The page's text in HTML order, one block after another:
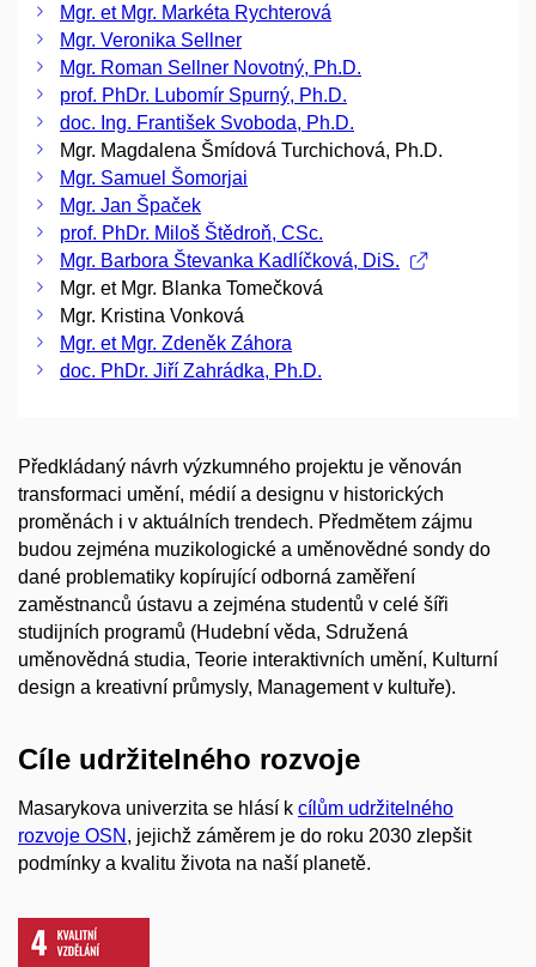
Mgr. et Mgr. Markéta Rychterová
Mgr. Veronika Sellner
Mgr. Roman Sellner Novotný, Ph.D.
prof. PhDr. Lubomír Spurný, Ph.D.
doc. Ing. František Svoboda, Ph.D.
Mgr. Magdalena Šmídová Turchichová, Ph.D.
Mgr. Samuel Šomorjai
Mgr. Jan Špaček
prof. PhDr. Miloš Štědroň, CSc.
Mgr. Barbora Števanka Kadlíčková, DiS.
Mgr. et Mgr. Blanka Tomečková
Mgr. Kristina Vonková
Mgr. et Mgr. Zdeněk Záhora
doc. PhDr. Jiří Zahrádka, Ph.D.
Předkládaný návrh výzkumného projektu je věnován
transformaci umění, médií a designu v historických
proměnách i v aktuálních trendech. Předmětem zájmu
budou zejména muzikologické a uměnovědné sondy do
dané problematiky kopírující odborná zaměření
zaměstnanců ústavu a zejména studentů v celé šíři
studijních programů (Hudební věda, Sdružená
uměnovědná studia, Teorie interaktivních umění, Kulturní
design a kreativní průmysly, Management v kultuře).
Cíle udržitelného rozvoje
Masarykova univerzita se hlásí k cílům udržitelného
rozvoje OSN , jejichž záměrem je do roku 2030 zlepšit
podmínky a kvalitu života na naší planetě.